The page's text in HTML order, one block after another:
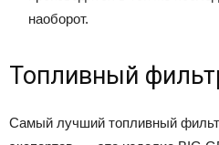
наоборот.
Топливный
Самый лучший топливный